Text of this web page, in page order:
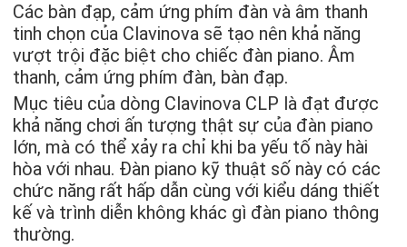
Các bàn đạp, cảm ứng phím đàn và âm thanh
tinh chọn của Clavinova sẽ tạo nên khả năng
vượt trội đặc biệt cho chiếc đàn piano. Âm
thanh, cảm ứng phím đàn, bàn đạp.
Mục tiêu của dòng Clavinova CLP là đạt được
khả năng chơi ấn tượng thật sự của đàn piano
lớn, mà có thể xảy ra chỉ khi ba yếu tố này hài
hòa với nhau. Đàn piano kỹ thuật số này có các
chức năng rất hấp dẫn cùng với kiểu dáng thiết
kế và trình diễn không khác gì đàn piano thông
thường.